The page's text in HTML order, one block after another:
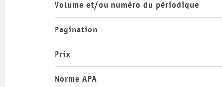
Volume et/ou numéro du périodique
Pagination
Prix
Norme APA